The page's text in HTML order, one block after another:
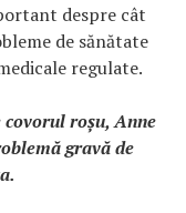
despre cât
de sănătate
regulate.
roșu, Anne
gravă de